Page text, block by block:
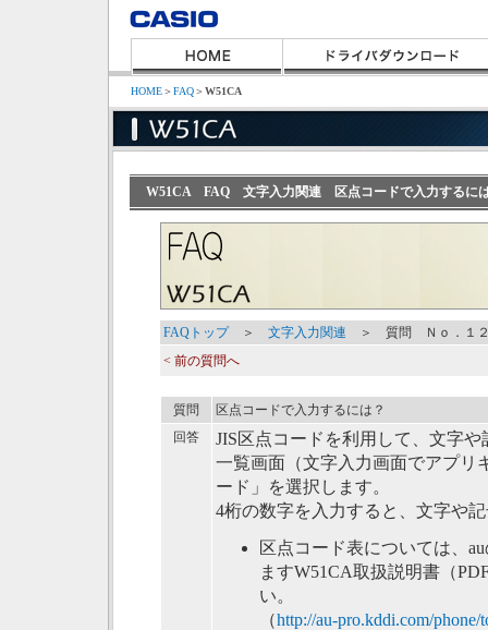
HOME＞FAQ＞W51CA
W51CA FAQ 文字入力関連 区点コードで入力するに
FAQトップ＞ 文字入力関連 ＞ 質問 Ｎｏ．１
< 前の質問へ
質問
区点コードで入力するには？
回答
JIS区点コードを利用して、文字
一覧画面（文字入力画面でアプ
ード」を選択します。
4桁の数字を入力すると、文字や
区点コード表については、
ますW51CA取扱説明書（
い。
（http://au-pro.kddi.com/phone/